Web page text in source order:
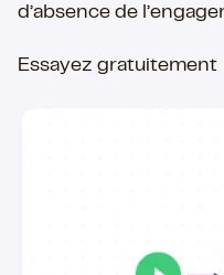
d’absence de
Essayez gratuitement